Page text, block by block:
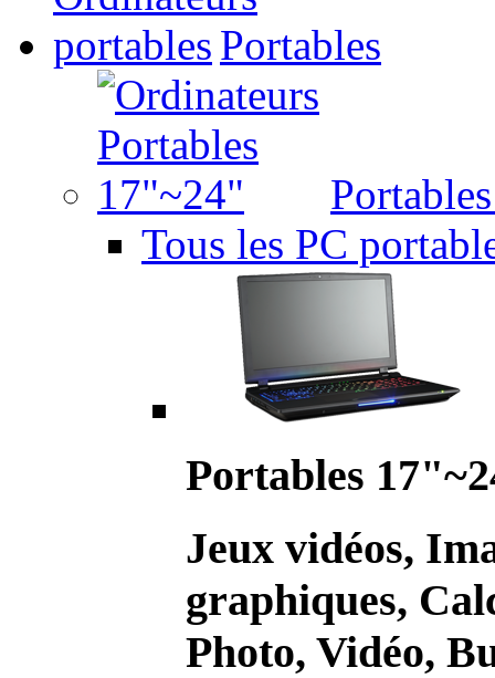
Portables
Tous les PC
Portables
Jeux vidéos,
graphiques,
Photo, Vidéo,